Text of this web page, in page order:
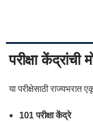
परीक्षा केंद्रांची
या परीक्षेसाठी राज्यभरात
101 परीक्षा केंद्रे